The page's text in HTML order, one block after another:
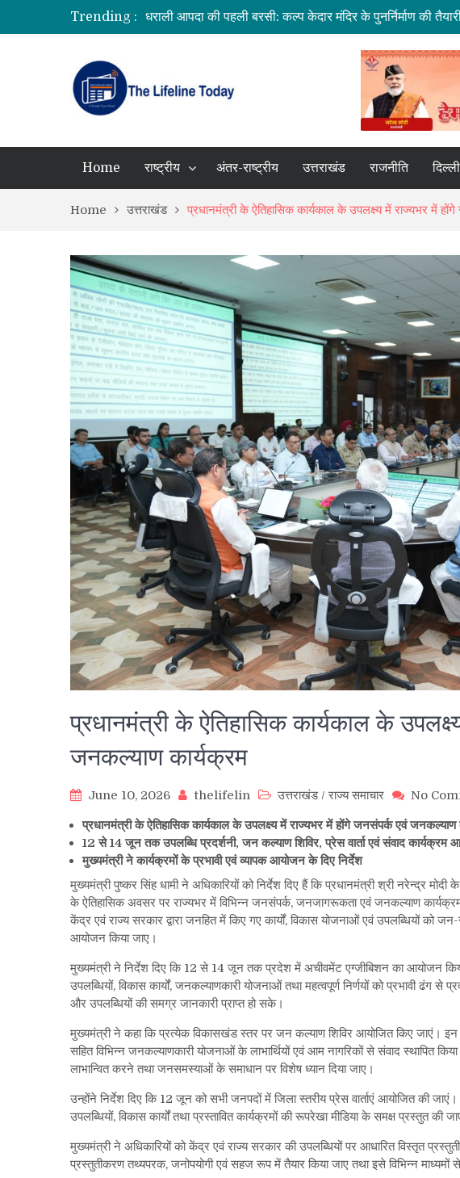
Trending :
उत्तराखंड में बारिश का कहर: यमुनोत्री और बदरीनाथ हाईवे पर
सीएम धामी ने दिए हाई अलर्ट के निर्देश, भारी वर्षा के मद्देनज़र सभी
उत्तराखंड को मिल सकती है बड़ी सौगात, EPFO के नए कार्यालय
भारत में आएंगे प्लास्टिक के नोट! RBI ने शुरू की तैयारी, 2028 तक
Home राष्ट्रीय अंतर-राष्ट्रीय उत्तराखंड राजनीति दिल्ली
Home उत्तराखंड प्रधानमंत्री के ऐतिहासिक कार्यकाल के उपलक्ष्य में राज्यभर में
प्रधानमंत्री के ऐतिहासिक कार्यकाल के
जनकल्याण कार्यक्रम
June 10, 2026 thelifelin उत्तराखंड/राज्य समाचार No
प्रधानमंत्री के ऐतिहासिक कार्यकाल के उपलक्ष्य में राज्यभर में होंगे जनसंपर्क एवं जनकल्याण
12 से 14 जून तक उपलब्धि प्रदर्शनी, जन कल्याण शिविर, प्रेस वार्ता एवं संवाद कार्यक्रम
मुख्यमंत्री ने कार्यक्रमों के प्रभावी एवं व्यापक आयोजन के दिए निर्देश
मुख्यमंत्री पुष्कर सिंह धामी ने अधिकारियों को निर्देश दिए हैं कि प्रधानमंत्री श्री नरेन्द्र
के ऐतिहासिक अवसर पर राज्यभर में विभिन्न जनसंपर्क, जनजागरूकता एवं जनकल्याण
केंद्र एवं राज्य सरकार द्वारा जनहित में किए गए कार्यों, विकास योजनाओं एवं उपलब्धियों को
आयोजन किया जाए।
मुख्यमंत्री ने निर्देश दिए कि 12 से 14 जून तक प्रदेश में अचीवमेंट एग्जीबिशन का आयोजन
उपलब्धियों, विकास कार्यों, जनकल्याणकारी योजनाओं तथा महत्वपूर्ण निर्णयों को प्रभावी ढंग से
और उपलब्धियों की समग्र जानकारी प्राप्त हो सके।
मुख्यमंत्री ने कहा कि प्रत्येक विकासखंड स्तर पर जन कल्याण शिविर आयोजित किए जाएं। इन
सहित विभिन्न जनकल्याणकारी योजनाओं के लाभार्थियों एवं आम नागरिकों से संवाद स्थापित
लाभान्वित करने तथा जनसमस्याओं के समाधान पर विशेष ध्यान दिया जाए।
उन्होंने निर्देश दिए कि 12 जून को सभी जनपदों में जिला स्तरीय प्रेस वार्ताएं आयोजित की
उपलब्धियों, विकास कार्यों तथा प्रस्तावित कार्यक्रमों की रूपरेखा मीडिया के समक्ष प्रस्तुत
मुख्यमंत्री ने अधिकारियों को केंद्र एवं राज्य सरकार की उपलब्धियों पर आधारित विस्तृत
प्रस्तुतीकरण तथ्यपरक, जनोपयोगी एवं सहज रूप में तैयार किया जाए तथा इसे विभिन्न